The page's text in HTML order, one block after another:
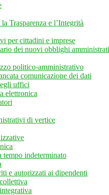
Trasparenza e l’Integrità
per cittadini e imprese
dei nuovi obblighi
politico-amministrativo
comunicazione dei dati
uffici
elettronica
di vertice
tempo indeterminato
e autorizzati ai dipendenti